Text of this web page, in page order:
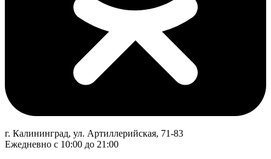
г. Калининград, ул. Артиллерийская, 71-83
Ежедневно с 10:00 до 21:00